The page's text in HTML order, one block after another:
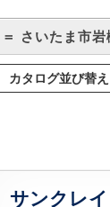
＝ さいたま市
カタログ並び替え